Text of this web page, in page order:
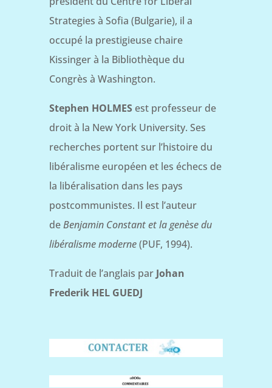
Strategies à Sofia (Bulgarie), il a
occupé la prestigieuse chaire
Kissinger à la Bibliothèque du
Congrès à Washington.
Stephen HOLMESest professeur de
droit à la New York University. Ses
recherches portent sur l’histoire du
libéralisme européen et les échecs de
la libéralisation dans les pays
postcommunistes. Il est l’auteur
deBenjamin Constant et la genèse du
libéralisme moderne(PUF, 1994).
Traduit de l’anglais par Johan
Frederik HEL GUEDJ